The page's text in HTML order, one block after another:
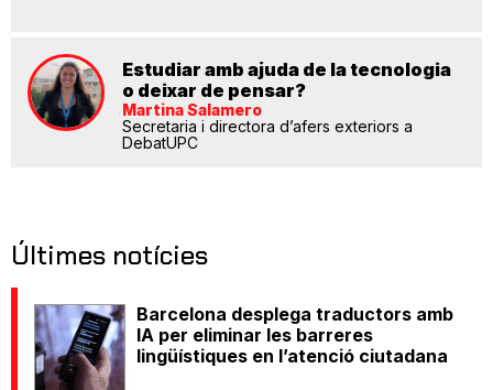
Estudiar amb ajuda de la tecnologia
o deixar de pensar?
Martina Salamero
Secretaria i directora d’afers exteriors a
DebatUPC
Últimes notícies
Barcelona desplega traductors amb
IA per eliminar les barreres
lingüístiques en l’atenció ciutadana